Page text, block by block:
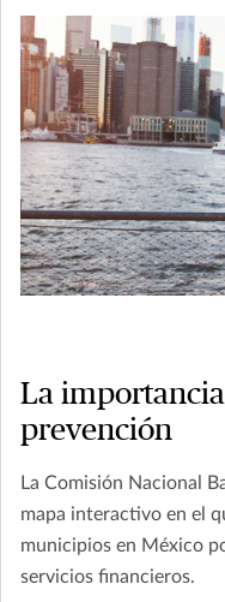
La
prevención
La Comisión Nacional
mapa interactivo en el
municipios en México
servicios financieros.